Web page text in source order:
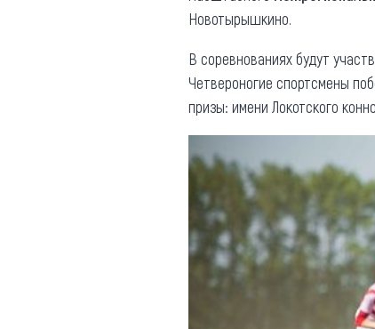
Другие рубрики
Реестр туроператоров
Реестр туристических
агентств Алтайского края
Новотырышкино.
В соревнованиях будут
Четвероногие спортсмены
призы: имени Локотского